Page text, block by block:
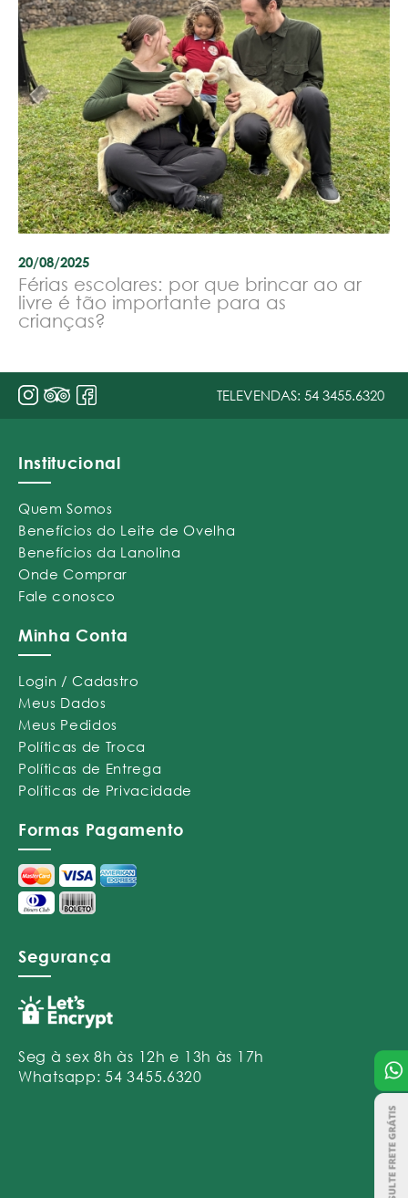
20/08/2025
Férias escolares: por que brincar ao ar
livre é tão importante para as
crianças?
TELEVENDAS: 54 3455.6320
Institucional
Quem Somos
Benefícios do Leite de Ovelha
Benefícios da Lanolina
Onde Comprar
Fale conosco
Minha Conta
Login / Cadastro
Meus Dados
Meus Pedidos
Políticas de Troca
Políticas de Entrega
Políticas de Privacidade
Formas Pagamento
Segurança
Seg à sex 8h às 12h e 13h às 17h
Whatsapp: 54 3455.6320